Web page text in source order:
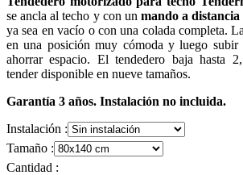
se ancla al techo y con un mando a distancia
ya sea en vacío o con una colada completa.
en una posición muy cómoda y luego subir
ahorrar espacio. El tendedero baja hasta
tender disponible en nueve tamaños.
Garantía 3 años. Instalación no incluida.
Instalación :
Tamaño :
Cantidad :